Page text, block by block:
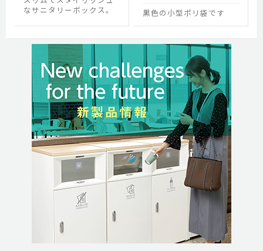
なサニタリーボックス。
黒色の小型ポリ袋です